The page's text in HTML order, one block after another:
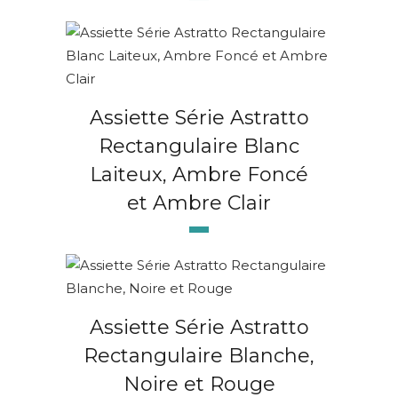
Assiette Série Astratto
Rectangulaire Blanc
Laiteux, Ambre Foncé
et Ambre Clair
Assiette Série Astratto
Rectangulaire Blanche,
Noire et Rouge